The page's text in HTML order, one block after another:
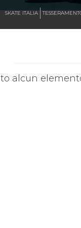
SKATE ITALIA
alcun